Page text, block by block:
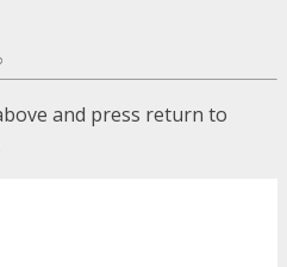
and press return to